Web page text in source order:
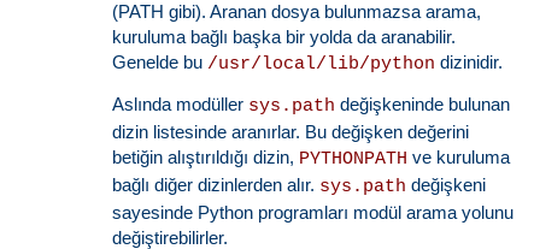
(PATH gibi). Aranan dosya bulunmazsa arama,
kuruluma bağlı başka bir yolda da aranabilir.
Genelde bu /usr/local/lib/python dizinidir.
Aslında modüller sys.path değişkeninde bulunan
dizin listesinde aranırlar. Bu değişken değerini
betiğin alıştırıldığı dizin, PYTHONPATH ve kuruluma
bağlı diğer dizinlerden alır. sys.path değişkeni
sayesinde Python programları modül arama yolunu
değiştirebilirler.